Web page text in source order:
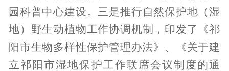
园科普中心建设。三是推行自然保护地（湿
地） 野生动植物工作协调机制 ，印发了《祁
阳市生物多样性保护管理办法》、《关于建
立祁阳市湿地保护工作联席会议制度的通